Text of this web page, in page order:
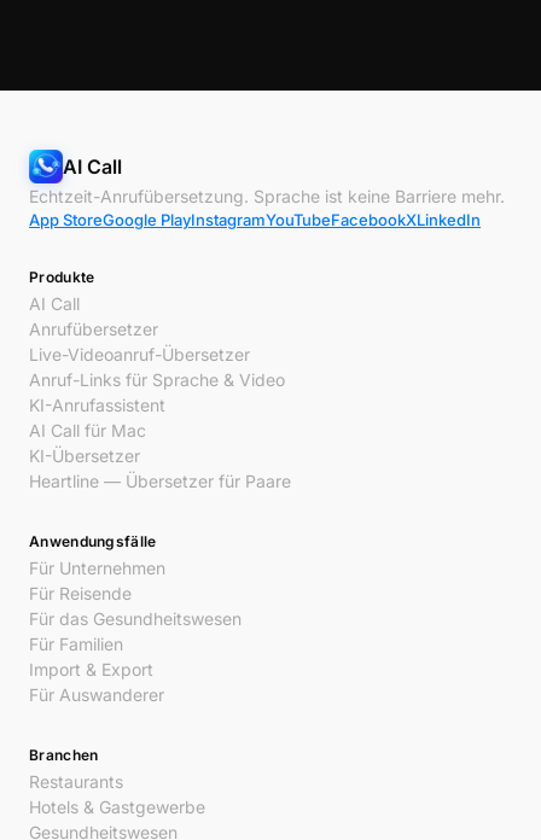
AI Call
Echtzeit-Anrufübersetzung. Sprache ist keine Barriere mehr.
App StoreGoogle PlayInstagramYouTubeFacebookXLinkedIn
Produkte
AI Call
Anrufübersetzer
Live-Videoanruf-Übersetzer
Anruf-Links für Sprache & Video
KI-Anrufassistent
AI Call für Mac
KI-Übersetzer
Heartline — Übersetzer für Paare
Anwendungsfälle
Für Unternehmen
Für Reisende
Für das Gesundheitswesen
Für Familien
Import & Export
Für Auswanderer
Branchen
Restaurants
Hotels & Gastgewerbe
Gesundheitswesen